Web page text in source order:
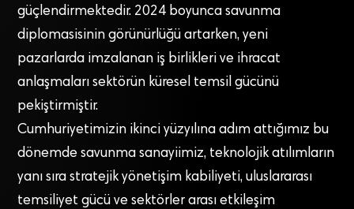
güçlendirmektedir. 2024 boyunca savunma
diplomasisinin görünürlüğü artarken, yeni
pazarlarda imzalanan iş birlikleri ve ihracat
anlaşmaları sektörün küresel temsil gücünü
pekiştirmiştir.
Cumhuriyetimizin ikinci yüzyılına adım attığımız bu
dönemde savunma sanayiimiz, teknolojik atılımların
yanı sıra stratejik yönetişim kabiliyeti, uluslararası
temsiliyet gücü ve sektörler arası etkileşim